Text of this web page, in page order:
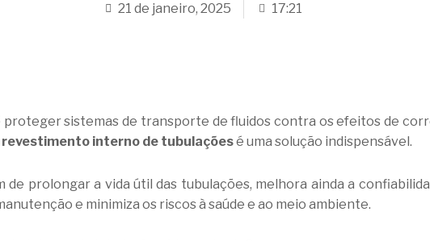
21 de janeiro, 2025 17:21
proteger sistemas de transporte de fluidos contra os efeitos de
revestimento interno de tubulaçõesé uma solução indispensável.
de prolongar a vida útil das tubulações, melhora ainda a
e minimiza os riscos à saúde e ao meio ambiente.